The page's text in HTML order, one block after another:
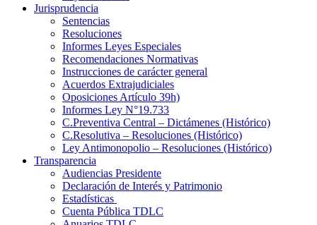
Jurisprudencia
Sentencias
Resoluciones
Informes Leyes Especiales
Recomendaciones Normativas
Instrucciones de carácter general
Acuerdos Extrajudiciales
Oposiciones Artículo 39h)
Informes Ley N°19.733
C.Preventiva Central – Dictámenes (Histórico)
C.Resolutiva – Resoluciones (Histórico)
Ley Antimonopolio – Resoluciones (Histórico)
Transparencia
Audiencias Presidente
Declaración de Interés y Patrimonio
Estadísticas
Cuenta Pública TDLC